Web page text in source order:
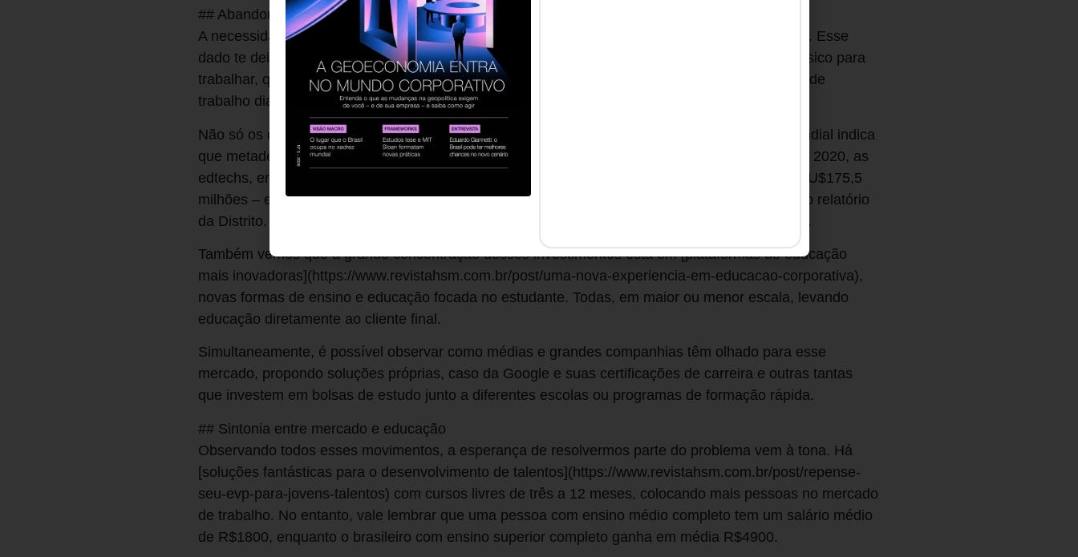
## Abandono escolar: necessidade de trabalhar
A necessidade de trabalhar persiste como principal razão para que estudantes deixem a escola. Esse
dado te deixou confuso? Afinal, se pelo menos 15 milhões de pessoas abandonam o ensino básico para
trabalhar, qual é o tipo de emprego que elas acessam? E como preencher um milhão de vagas de
trabalho diante de uma população sem educação?
Não só os que estão desempregados sofrerão com essas mudanças. O Fórum Econômico Mundial indica
que metade da classe trabalhadora deverá se requalificar até 2025. Não é à toa que, de 2010 a 2020, as
edtechs, empresas de tecnologia na área da educação, receberam investimentos na ordem de U$175,5
milhões – e 40% desse valor foi investido entre o início de 2019 e setembro de 2020, segundo o relatório
da Distrito. Essa é uma prova de que o mercado entendeu a urgência em investir em educação.
Também vemos que a grande concentração desses investimentos está em [plataformas de educação
mais inovadoras](https://www.revistahsm.com.br/post/uma-nova-experiencia-em-educacao-corporativa),
novas formas de ensino e educação focada no estudante. Todas, em maior ou menor escala, levando
educação diretamente ao cliente final.
Simultaneamente, é possível observar como médias e grandes companhias têm olhado para esse
mercado, propondo soluções próprias, caso da Google e suas certificações de carreira e outras tantas
que investem em bolsas de estudo junto a diferentes escolas ou programas de formação rápida.
## Sintonia entre mercado e educação
Observando todos esses movimentos, a esperança de resolvermos parte do problema vem à tona. Há
[soluções fantásticas para o desenvolvimento de talentos](https://www.revistahsm.com.br/post/repense-
seu-evp-para-jovens-talentos) com cursos livres de três a 12 meses, colocando mais pessoas no mercado
de trabalho. No entanto, vale lembrar que uma pessoa com ensino médio completo tem um salário médio
de R$1800, enquanto o brasileiro com ensino superior completo ganha em média R$4900.